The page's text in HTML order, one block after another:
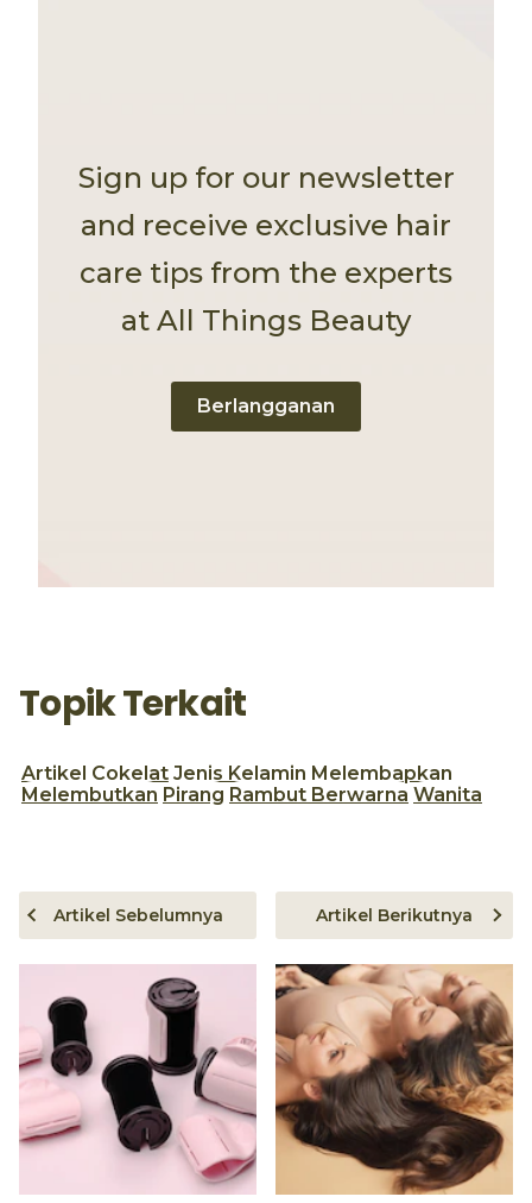
Sign up for our newsletter
and receive exclusive hair
care tips from the experts
at All Things Beauty
Berlangganan
Topik Terkait
Artikel Cokelat Jenis Kelamin Melembapkan
Melembutkan Pirang Rambut Berwarna Wanita
Artikel Sebelumnya Artikel Berikutnya